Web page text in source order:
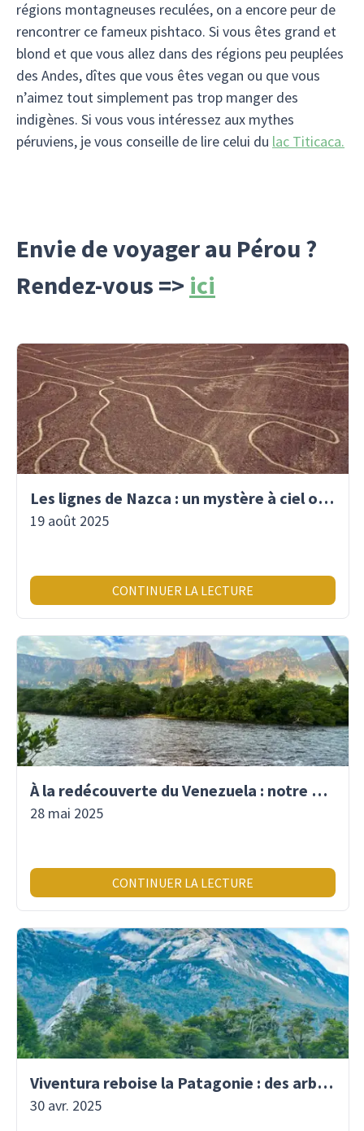
régions montagneuses reculées, on a encore peur de
rencontrer ce fameux pishtaco. Si vous êtes grand et
blond et que vous allez dans des régions peu peuplées
des Andes, dîtes que vous êtes vegan ou que vous
n’aimez tout simplement pas trop manger des
indigènes. Si vous vous intéressez aux mythes
péruviens, je vous conseille de lire celui du lac Titicaca.
Envie de voyager au Pérou ?
Rendez-vous => ici
Les lignes de Nazca : un mystère à ciel ouvert
19 août 2025
CONTINUER LA LECTURE
À la redécouverte du Venezuela : notre premier voyage là-bas depuis 2017
28 mai 2025
CONTINUER LA LECTURE
Viventura reboise la Patagonie : des arbres plantés pour demain !
30 avr. 2025